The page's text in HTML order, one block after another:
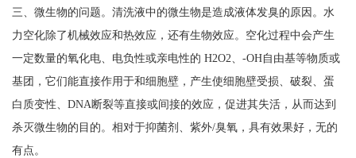
三、微生物的问题。清洗液中的微生物是造成液体发臭的原因。水
力空化除了机械效应和热效应，还有生物效应。空化过程中会产生
一定数量的氧化电、电负性或亲电性的 H2O2、-OH自由基等物质或
基团，它们能直接作用于和细胞壁，产生使细胞壁受损、破裂、蛋
白质变性、DNA断裂等直接或间接的效应，促进其失活，从而达到
杀灭微生物的目的。相对于抑菌剂、紫外/臭氧，具有效果好，无的
有点。